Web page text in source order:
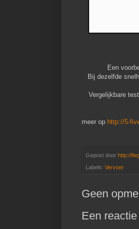
Een
Bij dezelfde
Vergelijkbare
meer op http://5-
Gepost door http://
Labels: Vervoer
Geen
Een